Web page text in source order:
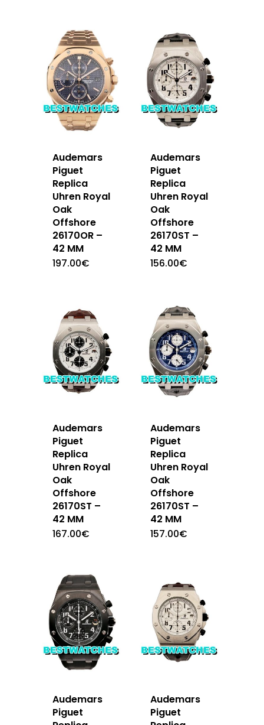
Audemars
Piguet
Replica
Uhren Royal
Oak
Offshore
26170OR –
42 MM
197.00€
Audemars
Piguet
Replica
Uhren Royal
Oak
Offshore
26170ST –
42 MM
156.00€
Audemars
Piguet
Replica
Uhren Royal
Oak
Offshore
26170ST –
42 MM
167.00€
Audemars
Piguet
Replica
Uhren Royal
Oak
Offshore
26170ST –
42 MM
157.00€
Audemars
Piguet
Audemars
Piguet